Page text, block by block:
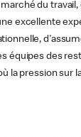
du travail,
excellente
équipes des
la pression sur